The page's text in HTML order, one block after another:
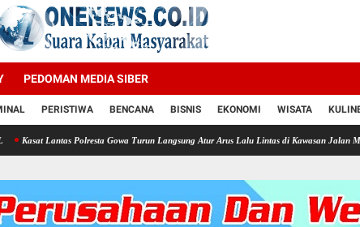
PEDOMAN MEDIA SIBER
PERISTIWA BENCANA BISNIS EKONOMI WISATA
Polresta Gowa Turun Langsung Atur Arus Lalu Lintas di Kawasan Jalan Masjid Raya